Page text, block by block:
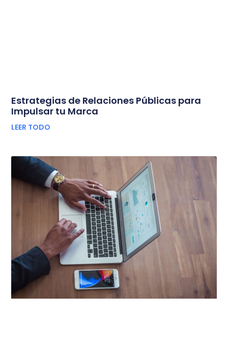
Estrategias de Relaciones Públicas para
Impulsar tu Marca
LEER TODO